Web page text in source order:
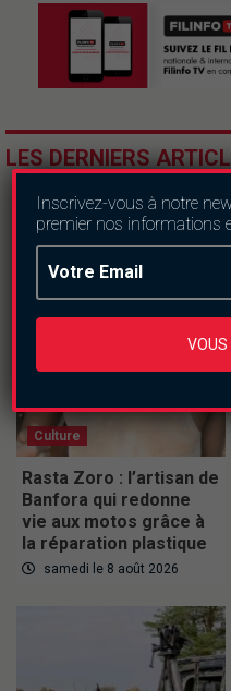
LES DERNIERS
Culture
Rasta Zoro : l’artisan de
Banfora qui redonne
vie aux motos grâce à
la réparation plastique
samedi le 8 août 2026
Inscrivez-vous à notre
premier nos informations
VOUS